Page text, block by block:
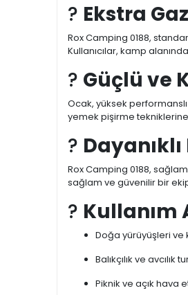
? Ekstra
Rox Camping 0188,
Kullanıcılar, kamp
? Güçlü ve
Ocak, yüksek
yemek pişirme
?
Rox Camping 0188,
sağlam ve güvenilir bir
? Kullanım
Doğa yürüyüşleri
Balıkçılık ve avcılık
Piknik ve açık hava